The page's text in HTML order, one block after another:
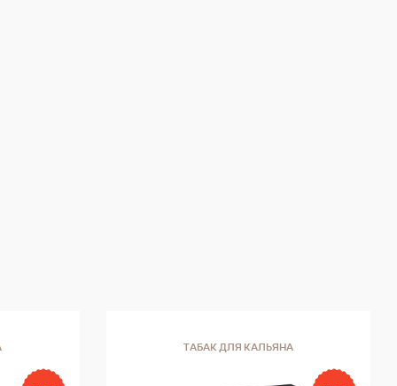
ТАБАК ДЛЯ КАЛЬЯНА